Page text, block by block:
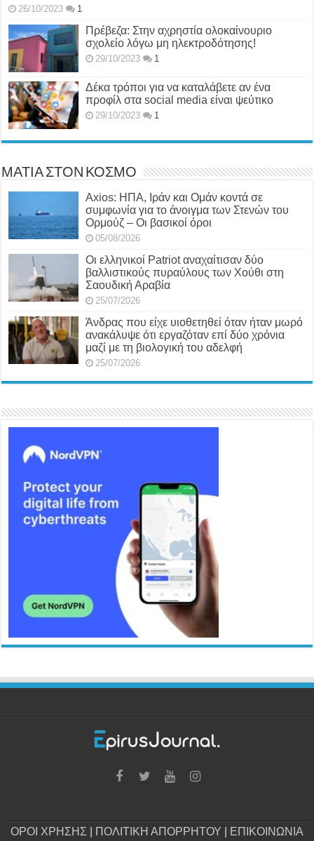
26/10/2023 1
Πρέβεζα: Στην αχρηστία ολοκαίνουριο
σχολείο λόγω μη ηλεκτροδότησης!
29/10/2023 1
Δέκα τρόποι για να καταλάβετε αν ένα
προφίλ στα social media είναι ψεύτικο
29/10/2023 1
ΜΑΤΙΑ ΣΤΟΝ ΚΟΣΜΟ
Axios: ΗΠΑ, Ιράν και Ομάν κοντά σε
συμφωνία για το άνοιγμα των Στενών του
Ορμούζ – Οι βασικοί όροι
05/08/2026
Οι ελληνικοί Patriot αναχαίτισαν δύο
βαλλιστικούς πυραύλους των Χούθι στη
Σαουδική Αραβία
25/07/2026
Άνδρας που είχε υιοθετηθεί όταν ήταν μωρό
ανακάλυψε ότι εργαζόταν επί δύο χρόνια
μαζί με τη βιολογική του αδελφή
25/07/2026
ΟΡΟΙ ΧΡΗΣΗΣ ΠΟΛΙΤΙΚΗ ΑΠΟΡΡΗΤΟΥ ΕΠΙΚΟΙΝΩΝΙΑ